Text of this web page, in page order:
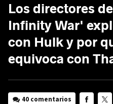
Los directores
Infinity War'
con Hulk y por
equivoca con
40 comentarios